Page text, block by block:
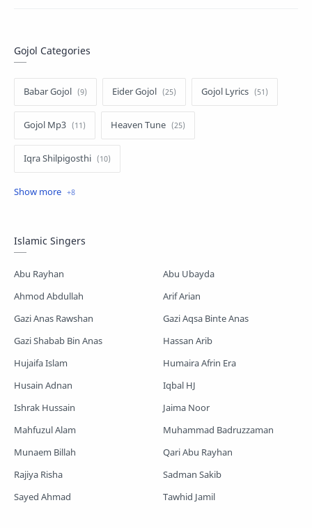
Gojol Categories
Babar Gojol Eider Gojol Gojol Lyrics
Gojol Mp3 Heaven Tune
Iqra Shilpigosthi
Islamic Story
Shopnoshiri
Islamic Singers
Abu Rayhan
Abu Ubayda
Ahmod Abdullah
Arif Arian
Gazi Anas Rawshan
Gazi Aqsa Binte Anas
Gazi Shabab Bin Anas
Hassan Arib
Hujaifa Islam
Humaira Afrin Era
Husain Adnan
Iqbal HJ
Ishrak Hussain
Jaima Noor
Mahfuzul Alam
Muhammad Badruzzaman
Munaem Billah
Qari Abu Rayhan
Rajiya Risha
Sadman Sakib
Sayed Ahmad
Tawhid Jamil